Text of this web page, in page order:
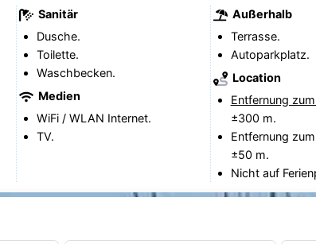
Sanitär
Dusche.
Toilette.
Waschbecken.
Medien
WiFi / WLAN Internet.
TV.
Außerhalb
Terrasse.
Autoparkplatz.
Location
Entfernung
±300 m.
Entfernung
±50 m.
Nicht auf